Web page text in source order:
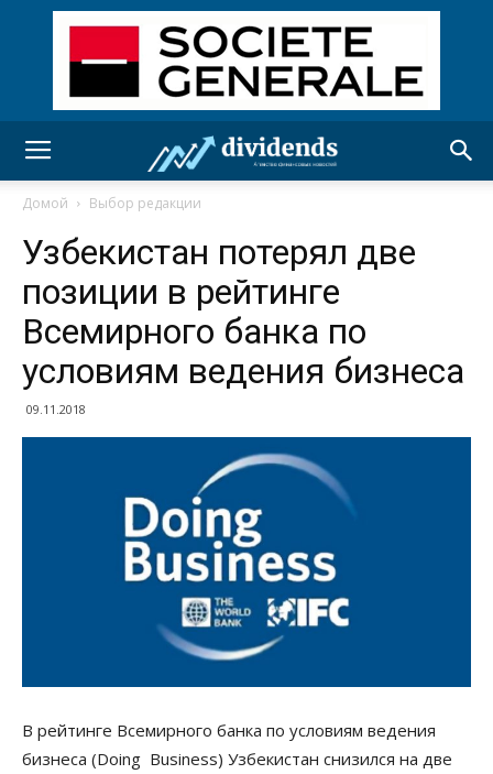
Домой Выбор редакции
Узбекистан потерял две
позиции в рейтинге
Всемирного банка по
условиям ведения бизнеса
09.11.2018
В рейтинге Всемирного банка по условиям ведения
бизнеса (Doing Business) Узбекистан снизился на две